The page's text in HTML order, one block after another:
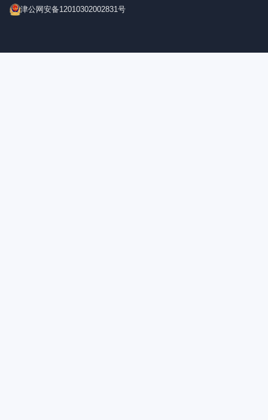
津公网安备12010302002831号